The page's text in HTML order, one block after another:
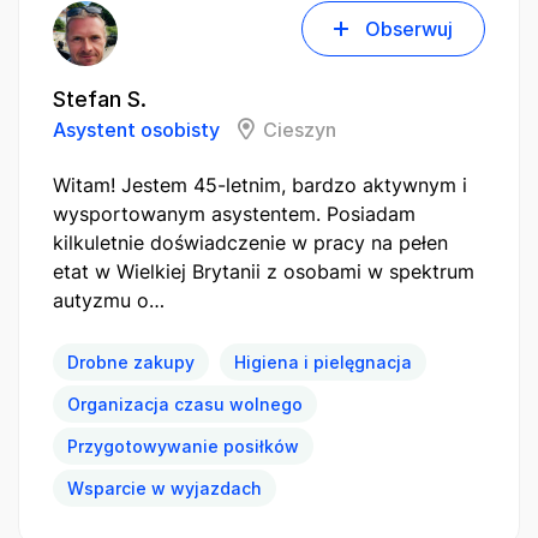
Obserwuj
Stefan S.
Asystent osobisty Cieszyn
Witam! Jestem 45-letnim, bardzo aktywnym i
wysportowanym asystentem. Posiadam
kilkuletnie doświadczenie w pracy na pełen
etat w Wielkiej Brytanii z osobami w spektrum
autyzmu o…
Drobne zakupy Higiena i pielęgnacja
Organizacja czasu wolnego
Przygotowywanie posiłków
Wsparcie w wyjazdach